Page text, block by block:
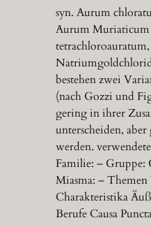
syn. Aurum
Aurum
bestehen zwei
(nach Gozzi und
gering in ihrer
unterscheiden,
werden.
Familie: – Gruppe:
Miasma: –
Charakteristika
Berufe Causa